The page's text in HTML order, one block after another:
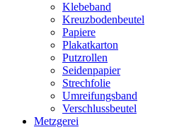
Klebeband
Kreuzbodenbeutel
Papiere
Plakatkarton
Putzrollen
Seidenpapier
Strechfolie
Umreifungsband
Verschlussbeutel
Metzgerei